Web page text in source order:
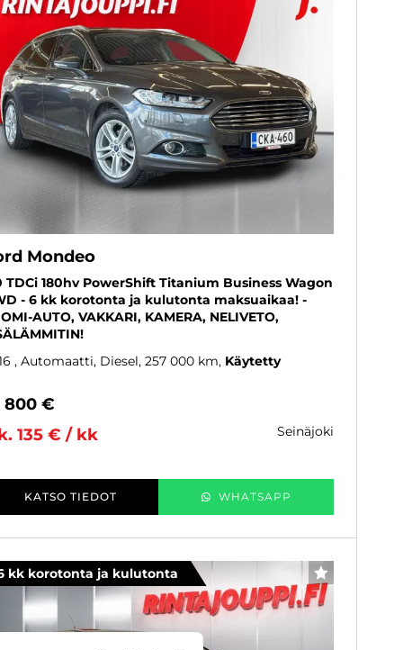
Mondeo
TDCi 180hv PowerShift Titanium Business Wagon
- 6 kk korotonta ja kulutonta maksuaikaa! -
AUTO, VAKKARI, KAMERA, NELIVETO,
, Automaatti, Diesel, 257 000 km Käytetty
800 €
135 € / kk
seinäjoki
KATSO TIEDOT WHATSAPP
kk korotonta ja kulutonta SUOSIKKI